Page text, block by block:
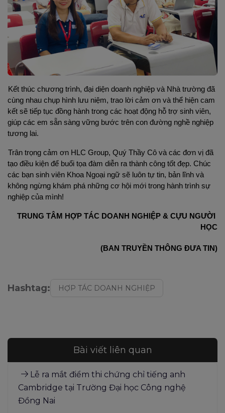
Kết thúc chương trình, đại diện doanh nghiệp và Nhà trường đã
cùng nhau chụp hình lưu niệm, trao lời cảm ơn và thể hiện cam
kết sẽ tiếp tục đồng hành trong các hoạt động hỗ trợ sinh viên,
giúp các em sẵn sàng vững bước trên con đường nghề nghiệp
tương lai.
Trân trọng cảm ơn HLC Group, Quý Thầy Cô và các đơn vị đã
tạo điều kiện để buổi tọa đàm diễn ra thành công tốt đẹp. Chúc
các bạn sinh viên Khoa Ngoại ngữ sẽ luôn tự tin, bản lĩnh và
không ngừng khám phá những cơ hội mới trong hành trình sự
nghiệp của mình!
TRUNG TÂM HỢP TÁC DOANH NGHIỆP & CỰU NGƯỜI
HỌC
(BAN TRUYỀN THÔNG ĐƯA TIN)
Hashtag: HỢP TÁC DOANH NGHIỆP
Bài viết liên quan
Lễ ra mắt điểm thi chứng chỉ tiếng anh
Cambridge tại Trường Đại học Công nghệ
Đồng Nai